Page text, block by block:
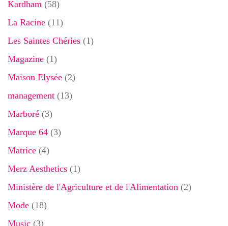
Kardham (58)
La Racine (11)
Les Saintes Chéries (1)
Magazine (1)
Maison Elysée (2)
management (13)
Marboré (3)
Marque 64 (3)
Matrice (4)
Merz Aesthetics (1)
Ministère de l'Agriculture et de l'Alimentation (2)
Mode (18)
Music (3)